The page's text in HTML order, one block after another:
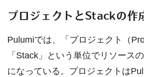
プロジェクトとStackの作
Pulumiでは、「プロジェクト（
「Stack」という単位でリソース
になっている。プロジェクトは